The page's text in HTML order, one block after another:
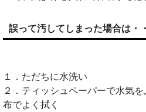
誤って汚してしまった場合は・
１．ただちに水洗い
２．ティッシュペーパーで水気
布でよく拭く